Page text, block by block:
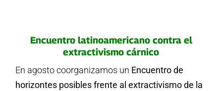
Encuentro latinoamericano contra el
extractivismo cárnico
En agosto coorganizamos un Encuentro de
horizontes posibles frente al extractivismo de la